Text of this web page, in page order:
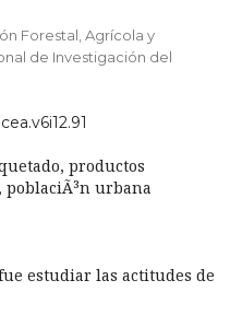
Forestal, Agrícola y
de Investigación del
productos
poblaciÃ³n urbana
estudiar las actitudes de